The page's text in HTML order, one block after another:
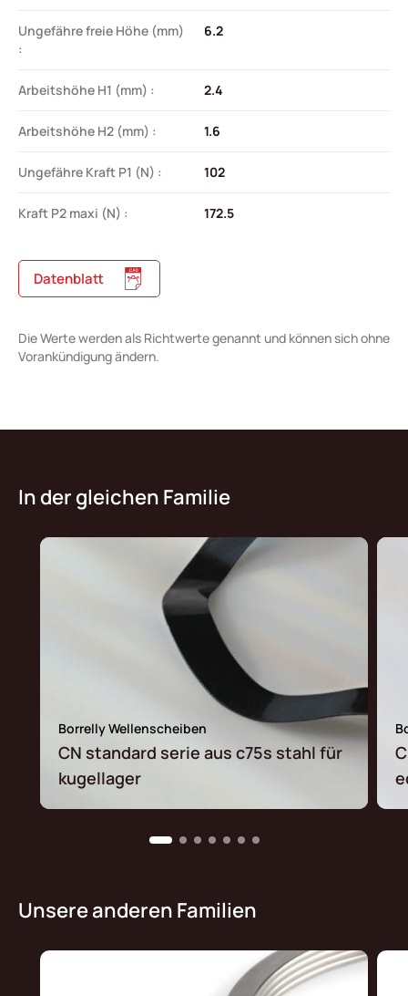
Ungefähre freie Höhe (mm)
:
6.2
Arbeitshöhe H1 (mm) : 2.4
Arbeitshöhe H2 (mm) : 1.6
Ungefähre Kraft P1 (N) : 102
Kraft P2 maxi (N) : 172.5
Datenblatt
Die Werte werden als Richtwerte genannt und können sich ohne
Vorankündigung ändern.
In der gleichen Familie
Borrelly Wellenscheiben
CN standard serie aus c75s stahl für
kugellager
Unsere anderen Familien